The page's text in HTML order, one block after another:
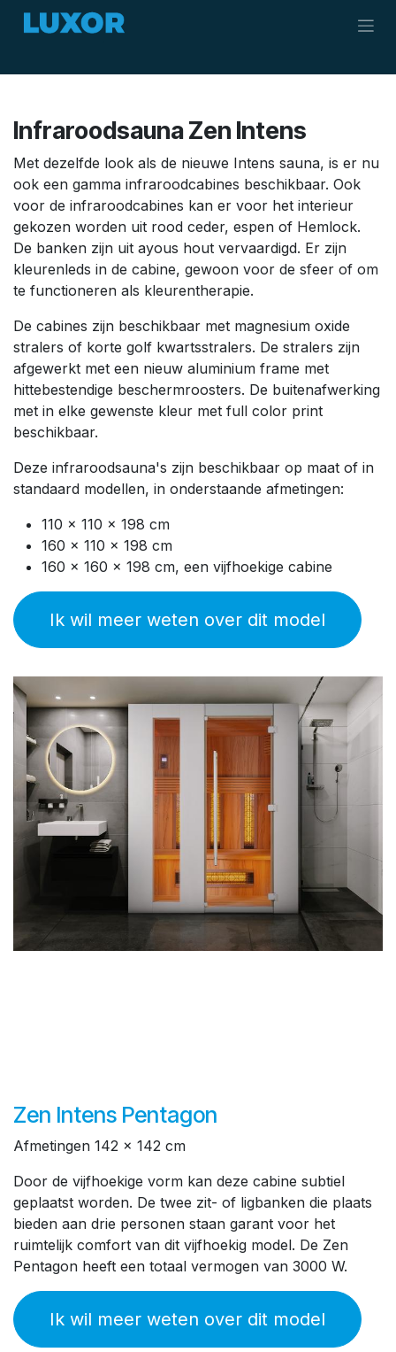
Overslaan naar inhoud
Infraroodsauna Zen Intens
Met dezelfde look als de nieuwe Intens sauna, is er nu
ook een gamma infraroodcabines beschikbaar. Ook
voor de infraroodcabines kan er voor het interieur
gekozen worden uit rood ceder, espen of Hemlock.
De banken zijn uit ayous hout vervaardigd. Er zijn
kleurenleds in de cabine, gewoon voor de sfeer of om
te functioneren als kleurentherapie.
De cabines zijn beschikbaar met magnesium oxide
stralers of korte golf kwartsstralers. De stralers zijn
afgewerkt met een nieuw aluminium frame met
hittebestendige beschermroosters. De buitenafwerking
met in elke gewenste kleur met full color print
beschikbaar.
Deze infraroodsauna's zijn beschikbaar op maat of in
standaard modellen, in onderstaande afmetingen:
110 x 110 x 198 cm
160 x 110 x 198 cm
160 x 160 x 198 cm, een vijfhoekige cabine
Ik wil meer weten over dit model
Zen Intens Pentagon
Afmetingen 142 x 142 cm
Door de vijfhoekige vorm kan deze cabine subtiel
geplaatst worden. De twee zit- of ligbanken die plaats
bieden aan drie personen staan garant voor het
ruimtelijk comfort van dit vijfhoekig model. De Zen
Pentagon heeft een totaal vermogen van 3000 W.
Ik wil meer weten over dit model